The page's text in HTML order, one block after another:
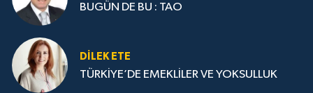
BUGÜN DE BU : TAO
DILEK ETE
TÜRKİYE’DE EMEKLİLER VE YOKSULLUK